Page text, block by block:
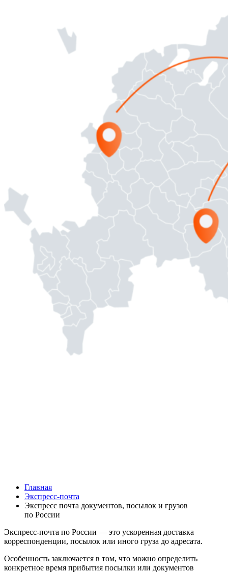
Главная
Экспресс-почта
Экспресс почта документов, посылок и грузов
по России
Экспресс-почта по России — это ускоренная доставка
корреспонденции, посылок или иного груза до адресата.
Особенность заключается в том, что можно определить
конкретное время прибытия посылки или документов